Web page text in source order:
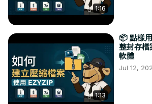
1:16
1:13
📦 點樣
整封存
軟體
Jul 12,